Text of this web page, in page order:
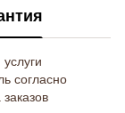
согласно